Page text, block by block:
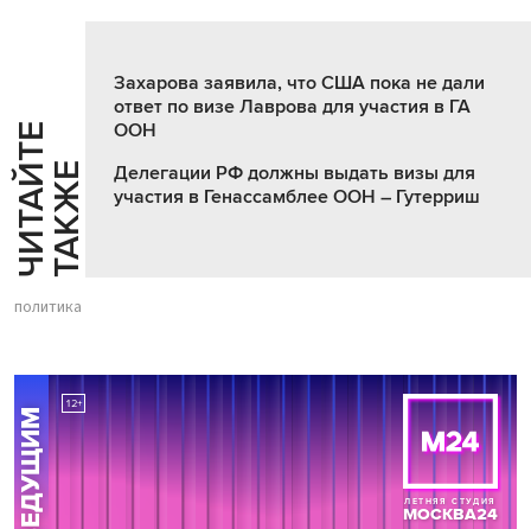
Ч
И
Т
АЙ
Т
Е
Т
А
К
ЖЕ
Захарова заявила, что США пока не дали
ответ по визе Лаврова для участия в ГА
ООН
Делегации РФ должны выдать визы для
участия в Генассамблее ООН – Гутерриш
политика